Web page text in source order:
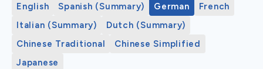
English Spanish (Summary) German
French
Italian (Summary)
Dutch (Summary)
Chinese Traditional
Chinese Simplified
Japanese